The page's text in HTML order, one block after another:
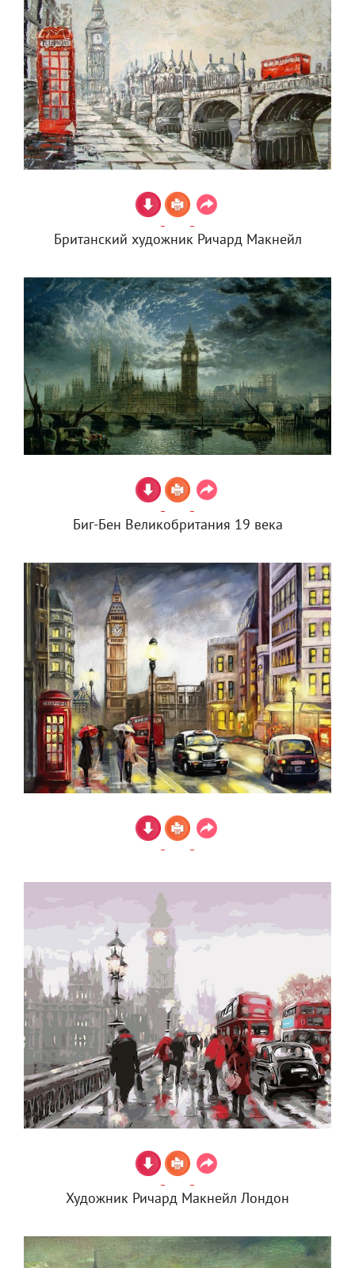
Британский художник Ричард Макнейл
Биг-Бен Великобритания 19 века
Художник Ричард Макнейл Лондон